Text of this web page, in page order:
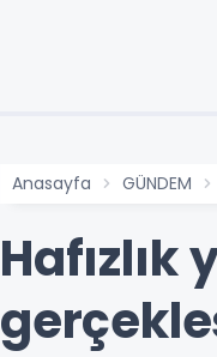
Anasayfa GÜNDEM